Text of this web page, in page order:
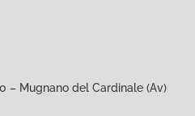
– Mugnano del Cardinale (Av)